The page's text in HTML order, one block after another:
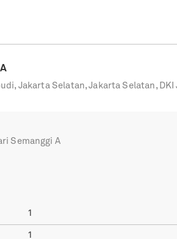
Jakarta Selatan, Jakarta Selatan,
Semanggi A
1
1